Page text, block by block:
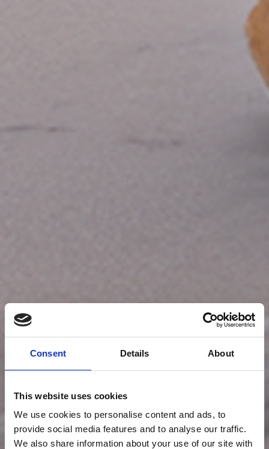
Consent Details About
This website uses cookies
We use cookies to personalise content and ads, to
provide social media features and to analyse our traffic.
We also share information about your use of our site with